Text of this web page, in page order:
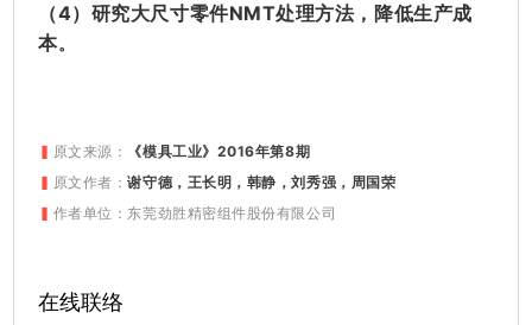
（4）研究大尺寸零件NMT处理方法，降低生产成
本。
▍ 原文来源： 《模具工业》 2016年第8期
▍ 原文作者：谢守德，王长明，韩静，刘秀强，周国荣
▍ 作者单位：东莞劲胜精密组件股份有限公司
在线联络